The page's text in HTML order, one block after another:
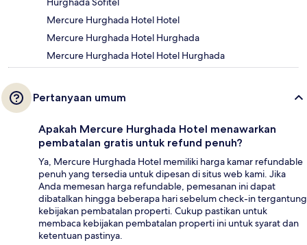
Mercure Hurghada Hotel Hotel
Mercure Hurghada Hotel Hurghada
Mercure Hurghada Hotel Hotel Hurghada
Pertanyaan umum
Apakah Mercure Hurghada Hotel menawarkan
pembatalan gratis untuk refund penuh?
Ya, Mercure Hurghada Hotel memiliki harga kamar refundable
penuh yang tersedia untuk dipesan di situs web kami. Jika
Anda memesan harga refundable, pemesanan ini dapat
dibatalkan hingga beberapa hari sebelum check-in tergantung
kebijakan pembatalan properti. Cukup pastikan untuk
membaca kebijakan pembatalan properti ini untuk syarat dan
ketentuan pastinya.